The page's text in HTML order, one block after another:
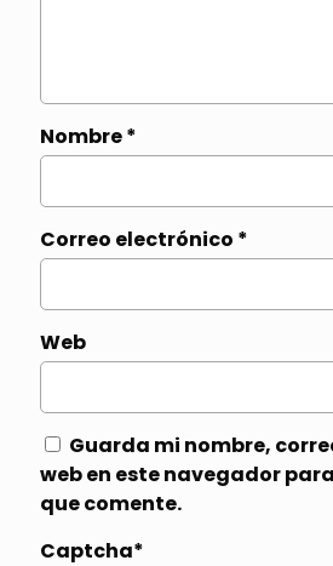
Nombre*
Correo electrónico *
Web
Guarda mi nombre,
web en este navegador
que comente.
Captcha*